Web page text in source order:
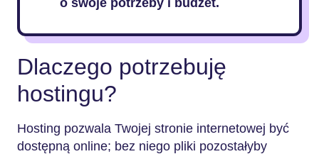
Dlaczego potrzebuję
hostingu?
Hosting pozwala Twojej stronie internetowej być
dostępną online; bez niego pliki pozostałyby